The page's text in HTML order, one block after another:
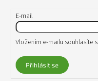
E-mail
Vložením e-mailu souhlasíte s
Přihlásit se